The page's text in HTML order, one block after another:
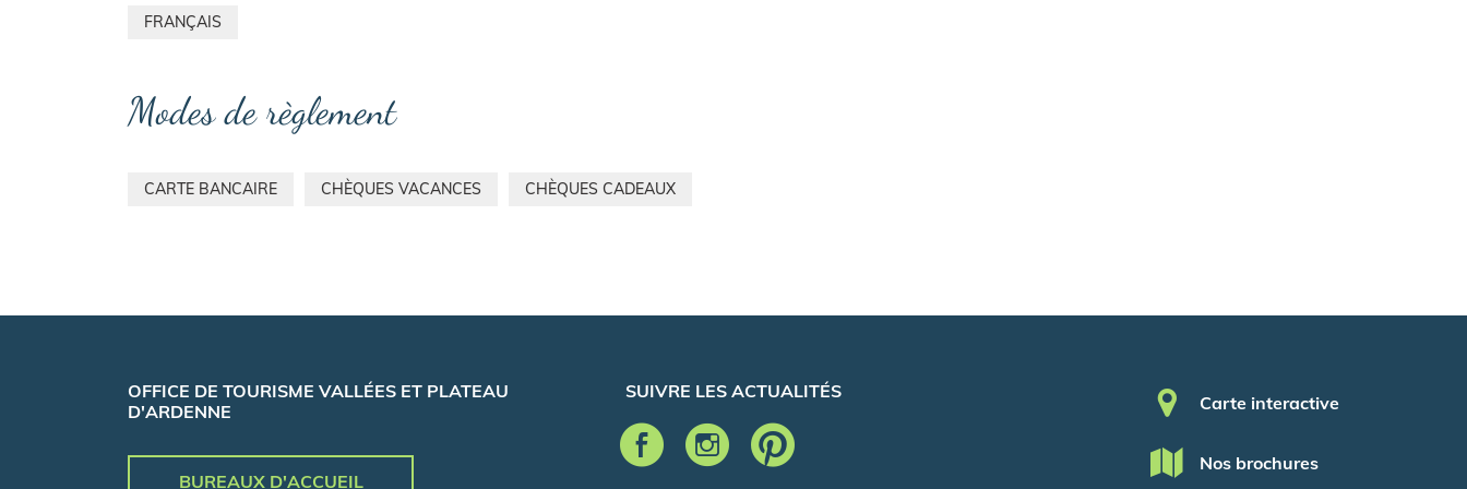
FRANÇAIS
Modes de règlement
CARTE BANCAIRE CHÈQUES VACANCES CHÈQUES CADEAUX
OFFICE DE TOURISME VALLÉES ET PLATEAU
D'ARDENNE
BUREAUX D'ACCUEIL
SUIVRE LES ACTUALITÉS Pied de page
Carte interactive
Nos brochures